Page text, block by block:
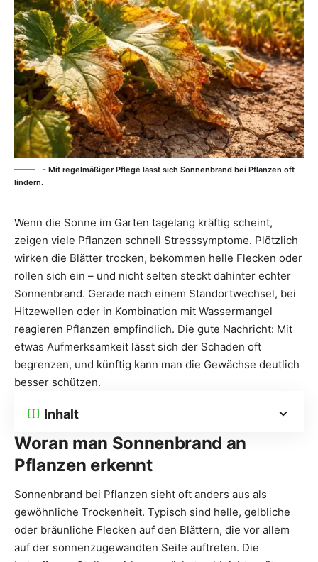
- Mit regelmäßiger Pflege lässt sich Sonnenbrand bei Pflanzen oft
lindern.
Wenn die Sonne im Garten tagelang kräftig scheint,
zeigen viele Pflanzen schnell Stresssymptome. Plötzlich
wirken die Blätter trocken, bekommen helle Flecken oder
rollen sich ein – und nicht selten steckt dahinter echter
Sonnenbrand. Gerade nach einem Standortwechsel, bei
Hitzewellen oder in Kombination mit Wassermangel
reagieren Pflanzen empfindlich. Die gute Nachricht: Mit
etwas Aufmerksamkeit lässt sich der Schaden oft
begrenzen, und künftig kann man die Gewächse deutlich
besser schützen.
Inhalt
Woran man Sonnenbrand an
Pflanzen erkennt
Sonnenbrand bei Pflanzen sieht oft anders aus als
gewöhnliche Trockenheit. Typisch sind helle, gelbliche
oder bräunliche Flecken auf den Blättern, die vor allem
auf der sonnenzugewandten Seite auftreten. Die